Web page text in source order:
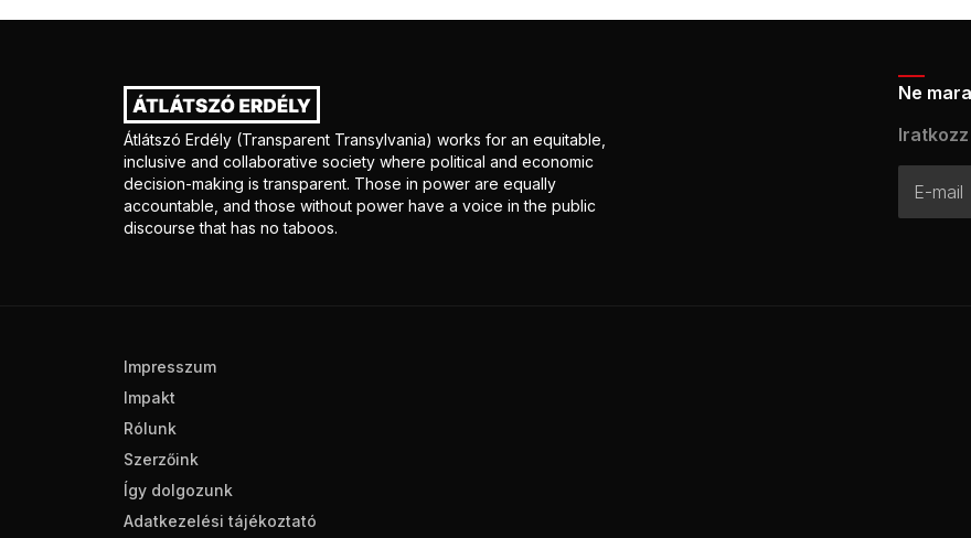
Átlátszó Erdély (Transparent Transylvania) works for an equitable,
inclusive and collaborative society where political and economic
decision-making is transparent. Those in power are equally
accountable, and those without power have a voice in the public
discourse that has no taboos.
Ne
Impresszum
Impakt
Rólunk
Szerzőink
Így dolgozunk
Adatkezelési tájékoztató